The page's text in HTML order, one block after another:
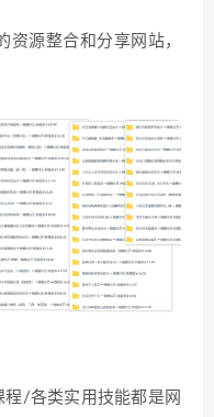
资源整合和分享网站，
/各类实用技能都是网